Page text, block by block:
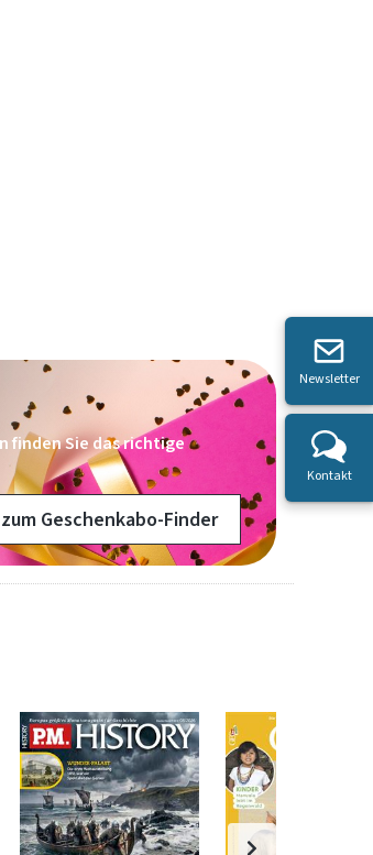
finden Sie das richtige
zum Geschenkabo-Finder
Newsletter
Kontakt